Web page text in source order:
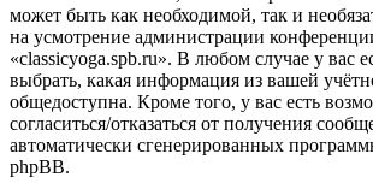
может быть как необходимой, так и
на усмотрение администрации
«classicyoga.spb.ru». В любом случае у вас
выбрать, какая информация из вашей
общедоступна. Кроме того, у вас есть
согласиться/отказаться от получения
автоматически сгенерированных
phpBB.